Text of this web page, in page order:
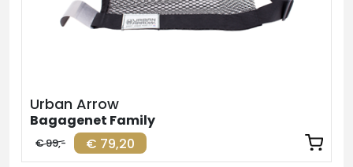
Urban Arrow
Bagagenet Family
€ 79,20
€ 99,-